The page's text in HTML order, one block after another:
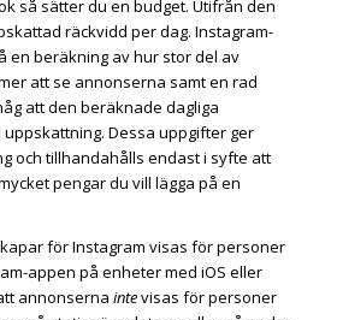
så sätter du en budget. Utifrån den
räckvidd per dag. Instagram-
en beräkning av hur stor del av
att se annonserna samt en rad
att den beräknade dagliga
Dessa uppgifter ger
och tillhandahålls endast i syfte att
pengar du vill lägga på en
för Instagram visas för personer
appen på enheter med iOS eller
annonserna intevisas för personer